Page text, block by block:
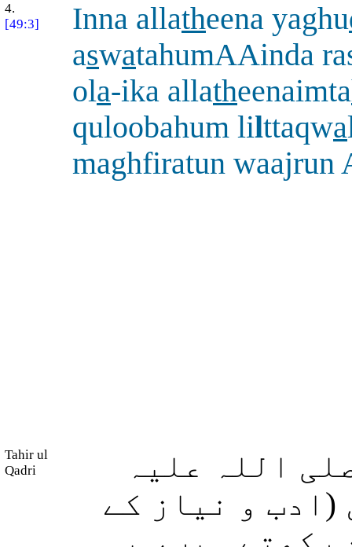
4.
[49:3]
Inna allatheena yaghu
aswatahumAAinda
ola-ika allatheenaimta
quloobahum lilttaqwa
maghfiratun waajrun
Tahir ul
Qadri
اللہ علیہ
(ادب و نیاز کے